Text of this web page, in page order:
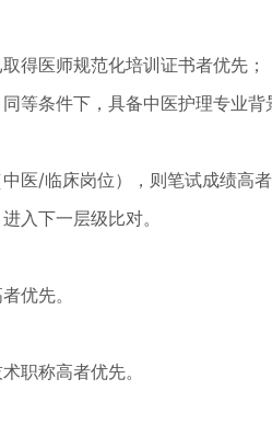
医师规范化培训证书者优先；
条件下，具备中医护理专业背
/临床岗位），则笔试成绩高者
下一层级比对。
优先。
称高者优先。